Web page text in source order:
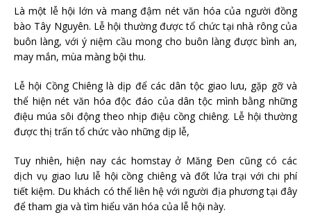
Là một lễ hội lớn và mang đậm nét văn hóa của người đồng
bào Tây Nguyên. Lễ hội thường được tổ chức tại nhà rông của
buôn làng, với ý niệm cầu mong cho buôn làng được bình an,
may mắn, mùa màng bội thu.
Lễ hội Cồng Chiêng là dịp để các dân tộc giao lưu, gặp gỡ và
thể hiện nét văn hóa độc đáo của dân tộc mình bằng những
điệu múa sôi động theo nhịp điệu cồng chiêng. Lễ hội thường
được thị trấn tổ chức vào những dịp lễ,
Tuy nhiên, hiện nay các homstay ở Măng Đen cũng có các
dịch vụ giao lưu lễ hội cồng chiêng và đốt lửa trại với chi phí
tiết kiệm. Du khách có thể liên hệ với người địa phương tại đây
để tham gia và tìm hiểu văn hóa của lễ hội này.